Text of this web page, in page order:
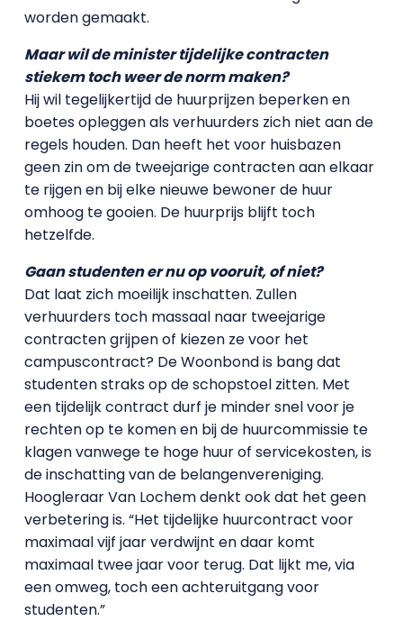
worden gemaakt.
Maar wil de minister tijdelijke contracten
stiekem toch weer de norm maken?
Hij wil tegelijkertijd de huurprijzen beperken en
boetes opleggen als verhuurders zich niet aan de
regels houden. Dan heeft het voor huisbazen
geen zin om de tweejarige contracten aan elkaar
te rijgen en bij elke nieuwe bewoner de huur
omhoog te gooien. De huurprijs blijft toch
hetzelfde.
Gaan studenten er nu op vooruit, of niet?
Dat laat zich moeilijk inschatten. Zullen
verhuurders toch massaal naar tweejarige
contracten grijpen of kiezen ze voor het
campuscontract? De Woonbond is bang dat
studenten straks op de schopstoel zitten. Met
een tijdelijk contract durf je minder snel voor je
rechten op te komen en bij de huurcommissie te
klagen vanwege te hoge huur of servicekosten, is
de inschatting van de belangenvereniging.
Hoogleraar Van Lochem denkt ook dat het geen
verbetering is. “Het tijdelijke huurcontract voor
maximaal vijf jaar verdwijnt en daar komt
maximaal twee jaar voor terug. Dat lijkt me, via
een omweg, toch een achteruitgang voor
studenten.”